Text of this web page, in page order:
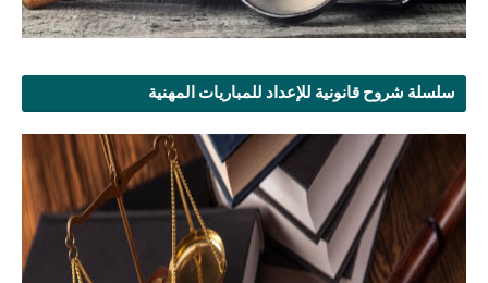
سلسلة شروح قانونية للإعداد للمباريات المهنية